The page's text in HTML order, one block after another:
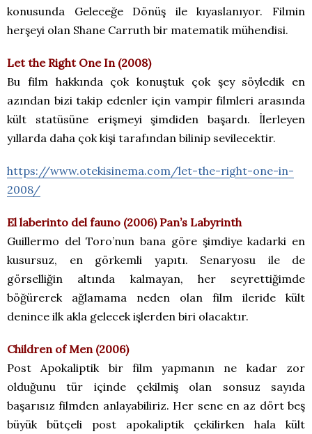
konusunda Geleceğe Dönüş ile kıyaslanıyor. Filmin
herşeyi olan Shane Carruth bir matematik mühendisi.
Let the Right One In (2008)
Bu film hakkında çok konuştuk çok şey söyledik en
azından bizi takip edenler için vampir filmleri arasında
kült statüsüne erişmeyi şimdiden başardı. İlerleyen
yıllarda daha çok kişi tarafından bilinip sevilecektir.
https://www.otekisinema.com/let-the-right-one-in-
2008/
El laberinto del fauno (2006) Pan’s Labyrinth
Guillermo del Toro’nun bana göre şimdiye kadarki en
kusursuz, en görkemli yapıtı. Senaryosu ile de
görselliğin altında kalmayan, her seyrettiğimde
böğürerek ağlamama neden olan film ileride kült
denince ilk akla gelecek işlerden biri olacaktır.
Children of Men (2006)
Post Apokaliptik bir film yapmanın ne kadar zor
olduğunu tür içinde çekilmiş olan sonsuz sayıda
başarısız filmden anlayabiliriz. Her sene en az dört beş
büyük bütçeli post apokaliptik çekilirken hala kült